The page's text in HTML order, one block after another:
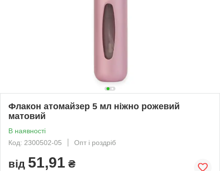
Флакон атомайзер 5 мл ніжно рожевий
матовий
В наявності
Код: 2300502-05
Опт і роздріб
від 51,91 ₴